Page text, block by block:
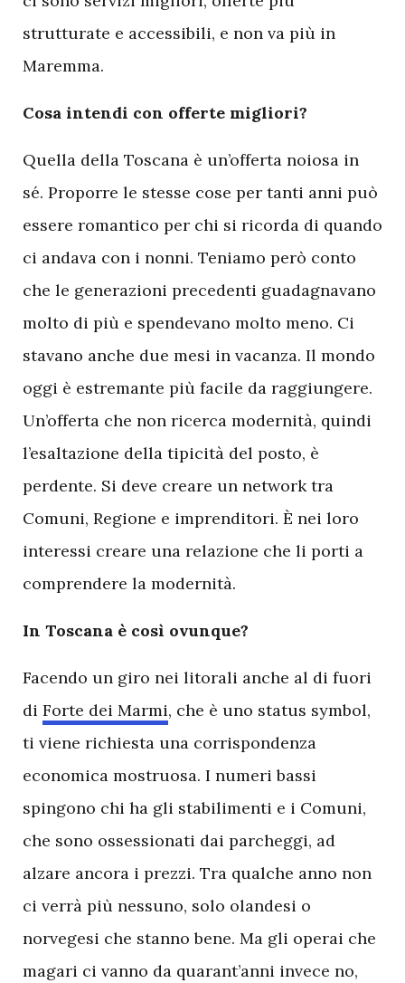
strutturate e accessibili, e non va più in
Maremma.
Cosa intendi con offerte migliori?
Quella della Toscana è un’offerta noiosa in
sé. Proporre le stesse cose per tanti anni può
essere romantico per chi si ricorda di quando
ci andava con i nonni. Teniamo però conto
che le generazioni precedenti guadagnavano
molto di più e spendevano molto meno. Ci
stavano anche due mesi in vacanza. Il mondo
oggi è estremante più facile da raggiungere.
Un’offerta che non ricerca modernità, quindi
l’esaltazione della tipicità del posto, è
perdente. Si deve creare un network tra
Comuni, Regione e imprenditori. È nei loro
interessi creare una relazione che li porti a
comprendere la modernità.
In Toscana è così ovunque?
Facendo un giro nei litorali anche al di fuori
di Forte dei Marmi, che è uno status symbol,
ti viene richiesta una corrispondenza
economica mostruosa. I numeri bassi
spingono chi ha gli stabilimenti e i Comuni,
che sono ossessionati dai parcheggi, ad
alzare ancora i prezzi. Tra qualche anno non
ci verrà più nessuno, solo olandesi o
norvegesi che stanno bene. Ma gli operai che
magari ci vanno da quarant’anni invece no,